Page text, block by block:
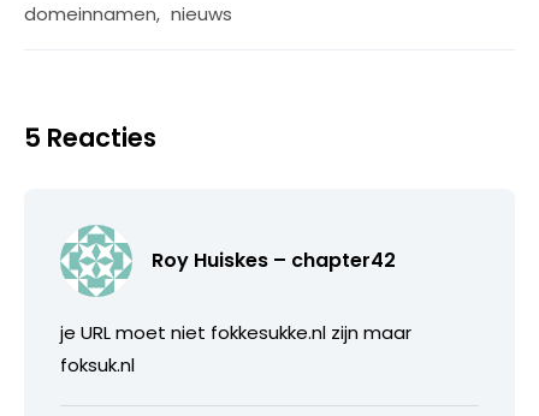
domeinnamen, nieuws
5 Reacties
Roy Huiskes – chapter42
je URL moet niet fokkesukke.nl zijn maar
foksuk.nl